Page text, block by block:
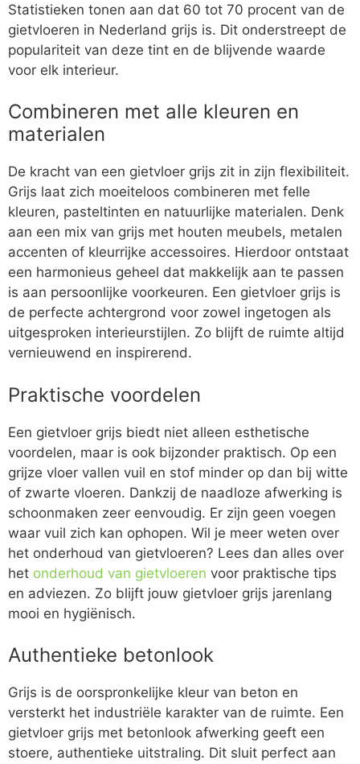
Statistieken tonen aan dat 60 tot 70 procent van de
gietvloeren in Nederland grijs is. Dit onderstreept de
populariteit van deze tint en de blijvende waarde
voor elk interieur.
Combineren met alle kleuren en
materialen
De kracht van een gietvloer grijs zit in zijn flexibiliteit.
Grijs laat zich moeiteloos combineren met felle
kleuren, pasteltinten en natuurlijke materialen. Denk
aan een mix van grijs met houten meubels, metalen
accenten of kleurrijke accessoires. Hierdoor ontstaat
een harmonieus geheel dat makkelijk aan te passen
is aan persoonlijke voorkeuren. Een gietvloer grijs is
de perfecte achtergrond voor zowel ingetogen als
uitgesproken interieurstijlen. Zo blijft de ruimte altijd
vernieuwend en inspirerend.
Praktische voordelen
Een gietvloer grijs biedt niet alleen esthetische
voordelen, maar is ook bijzonder praktisch. Op een
grijze vloer vallen vuil en stof minder op dan bij witte
of zwarte vloeren. Dankzij de naadloze afwerking is
schoonmaken zeer eenvoudig. Er zijn geen voegen
waar vuil zich kan ophopen. Wil je meer weten over
het onderhoud van gietvloeren? Lees dan alles over
het onderhoud van gietvloeren voor praktische tips
en adviezen. Zo blijft jouw gietvloer grijs jarenlang
mooi en hygiënisch.
Authentieke betonlook
Grijs is de oorspronkelijke kleur van beton en
versterkt het industriële karakter van de ruimte. Een
gietvloer grijs met betonlook afwerking geeft een
stoere, authentieke uitstraling. Dit sluit perfect aan